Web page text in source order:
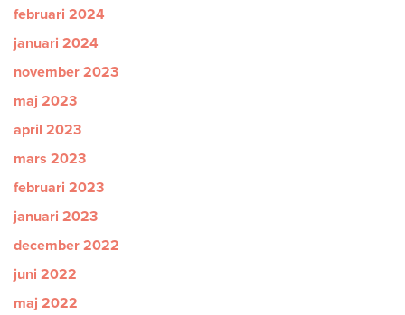
februari 2024
januari 2024
november 2023
maj 2023
april 2023
mars 2023
februari 2023
januari 2023
december 2022
juni 2022
maj 2022